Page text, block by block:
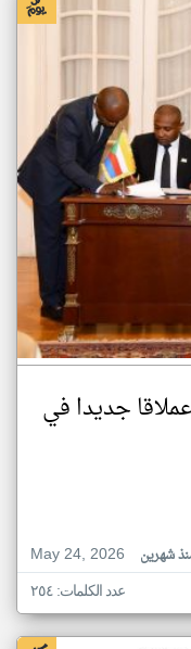
جديدا في
May 24, 2026
شهرين
عدد الكلمات: ٢٥٤